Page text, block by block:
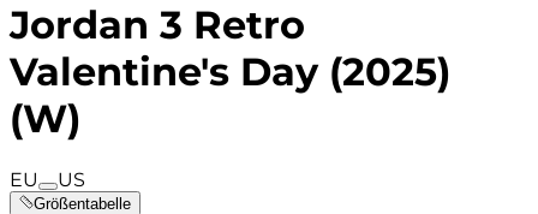
Jordan 3 Retro
Valentine's Day (2025)
(W)
EU US
Größentabelle